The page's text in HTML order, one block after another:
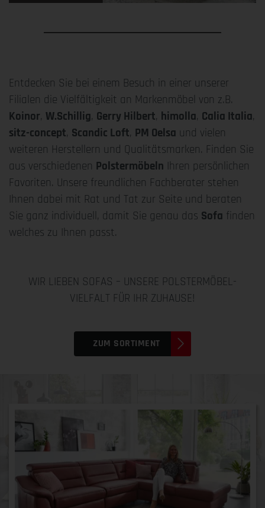
Entdecken Sie bei einem Besuch in einer unserer
Filialen die Vielfältigkeit an Markenmöbel von z.B.
Koinor, W.Schillig, Gerry Hilbert, himolla, Calia Italia,
sitz-concept, Scandic Loft, PM Oelsa und vielen
weiteren Herstellern und Qualitätsmarken. Finden Sie
aus verschiedenen Polstermöbeln Ihren persönlichen
Favoriten. Unsere freundlichen Fachberater stehen
Ihnen dabei mit Rat und Tat zur Seite und beraten
Sie ganz individuell, damit Sie genau das Sofa finden
welches zu Ihnen passt.
WIR LIEBEN SOFAS – UNSERE POLSTERMÖBEL-
VIELFALT FÜR IHR ZUHAUSE!
ZUM SORTIMENT